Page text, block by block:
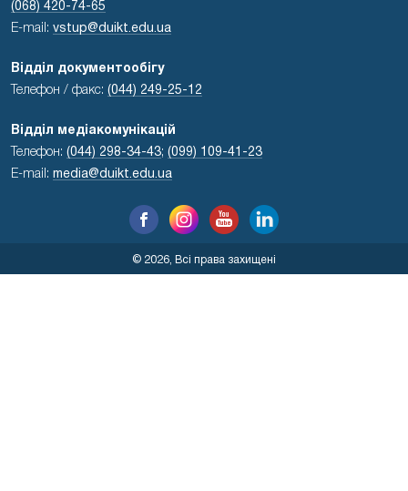
(068) 420-74-65
E-mail: vstup@duikt.edu.ua
Відділ документообігу
Телефон / факс: (044) 249-25-12
Відділ медіакомунікацій
Телефон: (044) 298-34-43; (099) 109-41-23
E-mail: media@duikt.edu.ua
© 2026, Всі права захищені